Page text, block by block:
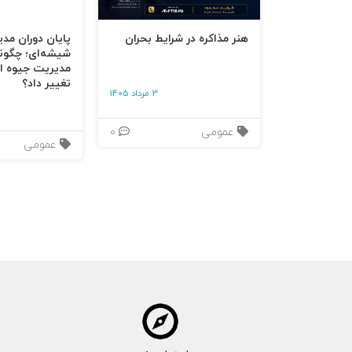
خالی کردن جیب‌تان به فریب دادن و
این‌که شناسایی نشوند ردپای‌شان را به طور
هنر مذاکره در شرایط بحران
3 مرداد 1405
عمومی
پایان دوران
شیشه‌ای؛
مدیریت جیوه‌
تغییر داد؟
عمومی